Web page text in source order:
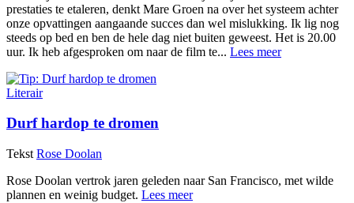
prestaties te etaleren, denkt Mare Groen na over het systeem achter
onze opvattingen aangaande succes dan wel mislukking. Ik lig nog
steeds op bed en ben de hele dag niet buiten geweest. Het is 20.00
uur. Ik heb afgesproken om naar de film te... Lees meer
Literair
Durf hardop te dromen
Tekst Rose Doolan
Rose Doolan vertrok jaren geleden naar San Francisco, met wilde
plannen en weinig budget. Lees meer